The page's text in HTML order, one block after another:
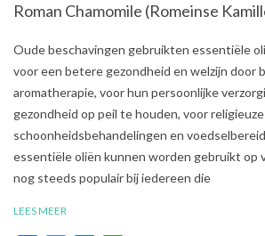
Roman Chamomile (Romeinse
2021-
Oude beschavingen gebruikten essentiële
voor een betere gezondheid en welzijn door
aromatherapie, voor hun persoonlijke
gezondheid op peil te houden, voor
schoonheidsbehandelingen en
essentiële oliën kunnen worden gebruikt op
nog steeds populair bij iedereen die
LEES MEER